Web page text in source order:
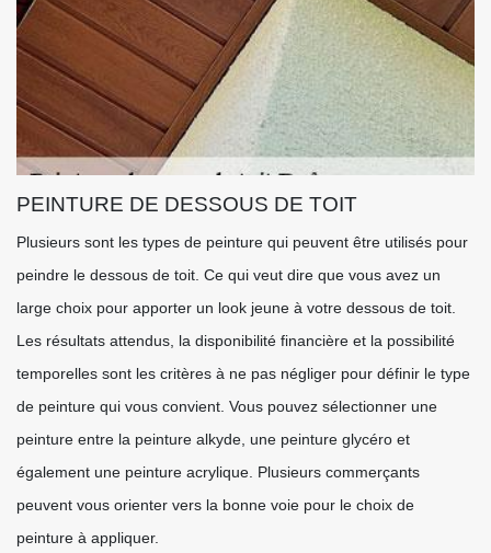
PEINTURE DE DESSOUS DE TOIT
Plusieurs sont les types de peinture qui peuvent être utilisés pour
peindre le dessous de toit. Ce qui veut dire que vous avez un
large choix pour apporter un look jeune à votre dessous de toit.
Les résultats attendus, la disponibilité financière et la possibilité
temporelles sont les critères à ne pas négliger pour définir le type
de peinture qui vous convient. Vous pouvez sélectionner une
peinture entre la peinture alkyde, une peinture glycéro et
également une peinture acrylique. Plusieurs commerçants
peuvent vous orienter vers la bonne voie pour le choix de
peinture à appliquer.